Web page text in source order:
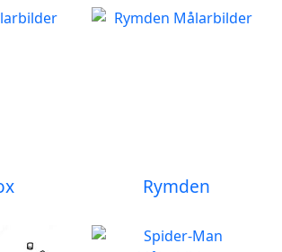
Rymden